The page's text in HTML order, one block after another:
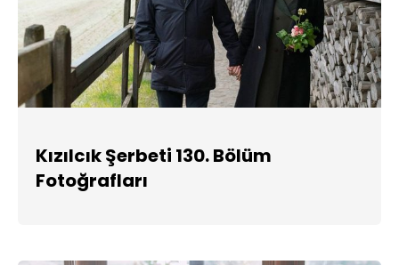
Kızılcık Şerbeti 130. Bölüm
Fotoğrafları